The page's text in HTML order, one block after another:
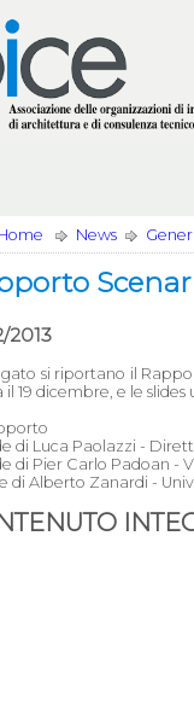
News
2013
si riportano il
il 19 dicembre, e le
di Luca Paolazzi -
di Pier Carlo Padoan -
di Alberto Zanardi -